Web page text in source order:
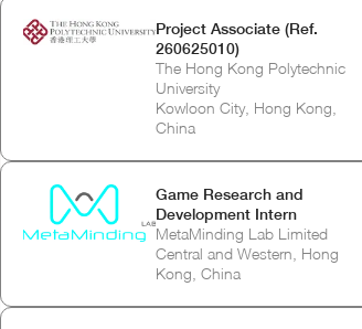
Project Associate (Ref.
260625010)
The Hong Kong Polytechnic
University
Kowloon City, Hong Kong,
China
Game Research and
Development Intern
MetaMinding Lab Limited
Central and Western, Hong
Kong, China